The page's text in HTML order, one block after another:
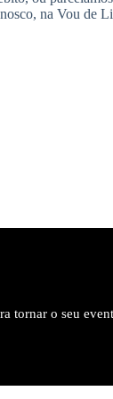
na Vou de
tornar o seu